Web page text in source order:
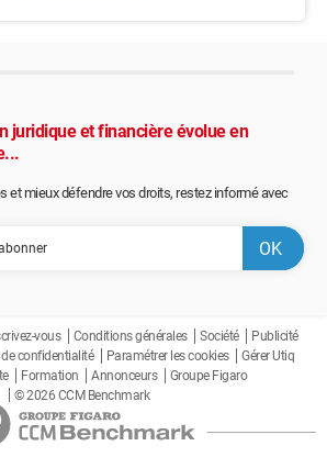
juridique et financière évolue en
et mieux défendre vos droits, restez informé avec
vous Conditions générales Société
Publicité
confidentialité Paramétrer les cookies
Gérer Utiq
Formation Annonceurs
Groupe Figaro
© 2026 CCM Benchmark